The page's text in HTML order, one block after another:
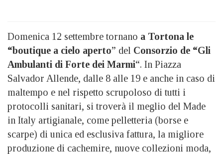
Domenica 12 settembre tornano a Tortona le
“boutique a cielo aperto” del Consorzio de “Gli
Ambulanti di Forte dei Marmi“. In Piazza
Salvador Allende, dalle 8 alle 19 e anche in caso di
maltempo e nel rispetto scrupoloso di tutti i
protocolli sanitari, si troverà il meglio del Made
in Italy artigianale, come pelletteria (borse e
scarpe) di unica ed esclusiva fattura, la migliore
produzione di cachemire, nuove collezioni moda,